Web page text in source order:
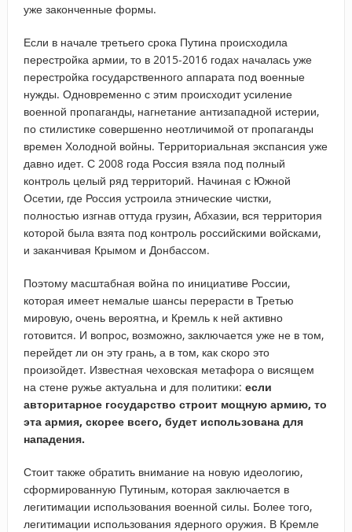
уже законченные формы.
Если в начале третьего срока Путина происходила
перестройка армии, то в 2015-2016 годах началась уже
перестройка государственного аппарата под военные
нужды. Одновременно с этим происходит усиление
военной пропаганды, нагнетание антизападной истерии,
по стилистике совершенно неотличимой от пропаганды
времен Холодной войны. Территориальная экспансия уже
давно идет. С 2008 года Россия взяла под полный
контроль целый ряд территорий. Начиная с Южной
Осетии, где Россия устроила этнические чистки,
полностью изгнав оттуда грузин, Абхазии, вся территория
которой была взята под контроль российскими войсками,
и заканчивая Крымом и Донбассом.
Поэтому масштабная война по инициативе России,
которая имеет немалые шансы перерасти в Третью
мировую, очень вероятна, и Кремль к ней активно
готовится. И вопрос, возможно, заключается уже не в том,
перейдет ли он эту грань, а в том, как скоро это
произойдет. Известная чеховская метафора о висящем
на стене ружье актуальна и для политики: если
авторитарное государство строит мощную армию, то
эта армия, скорее всего, будет использована для
нападения.
Стоит также обратить внимание на новую идеологию,
сформированную Путиным, которая заключается в
легитимации использования военной силы. Более того,
легитимации использования ядерного оружия. В Кремле